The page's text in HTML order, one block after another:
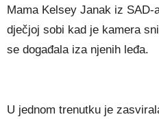
Mama Kelsey Janak iz
dječjoj sobi kad je kamera
se događala iza njenih leđa.
U jednom trenutku je